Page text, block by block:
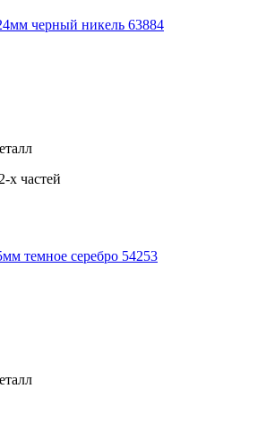
черный никель 63884
х частей
темное серебро 54253